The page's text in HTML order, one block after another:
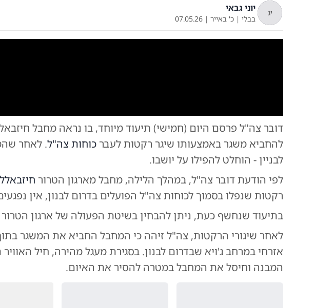
יג יוני גבאי
בבלי| כ' באייר |
07.05.26
צילום: דובר צה"ל פרסם היום (חמישי) תיעוד מיוחד, בו נראה מחבל
להחביא משגר באמצעותו שיגר רקטות לעבר כוחות צה"ל. לאחר
לבניין - הוחלט להפילו על יושבו.
לפי הודעת דובר צה"ל, במהלך הלילה, מחבל מארגון הטרור
רקטות שנפלו בסמוך לכוחות צה"ל הפועלים בדרום לבנון, אין
בתיעוד שנחשף כעת, ניתן להבחין בשיטת הפעולה של ארגון
לאחר שיגורי הרקטות, צה"ל זיהה כי המחבל החביא את המשגר
אזרחי במרחב ג'ויא שבדרום לבנון. בסגירת מעגל מהירה, חיל
המבנה וחיסל את המחבל במטרה להסיר את האיום.